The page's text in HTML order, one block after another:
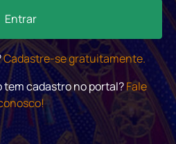
Entrar
Cadastre-se gratuitamente.
tem cadastro no portal?Fale